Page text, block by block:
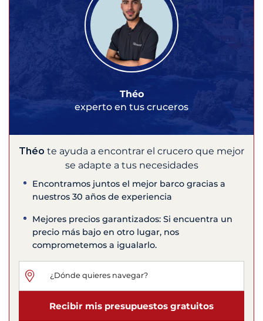
Théo
experto en tus cruceros
Théo te ayuda a encontrar el crucero que mejor
se adapte a tus necesidades
Encontramos juntos el mejor barco gracias a
nuestros 30 años de experiencia
Mejores precios garantizados: Si encuentra un
precio más bajo en otro lugar, nos
comprometemos a igualarlo.
Recibir mis presupuestos gratuitos